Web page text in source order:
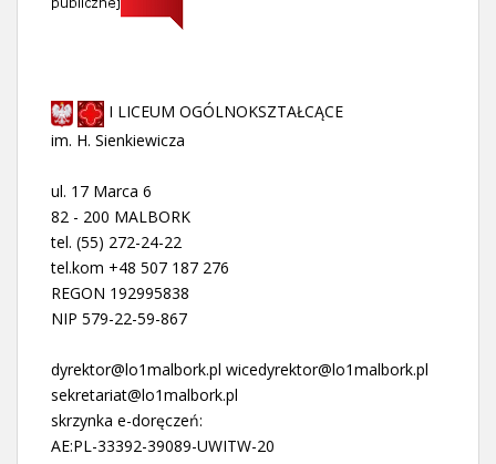
I LICEUM OGÓLNOKSZTAŁCĄCE
im. H. Sienkiewicza
ul. 17 Marca 6
82 - 200 MALBORK
tel. (55) 272-24-22
tel.kom +48 507 187 276
REGON 192995838
NIP 579-22-59-867
dyrektor@lo1malbork.pl wicedyrektor@lo1malbork.pl
sekretariat@lo1malbork.pl
skrzynka e-doręczeń:
AE:PL-33392-39089-UWITW-20